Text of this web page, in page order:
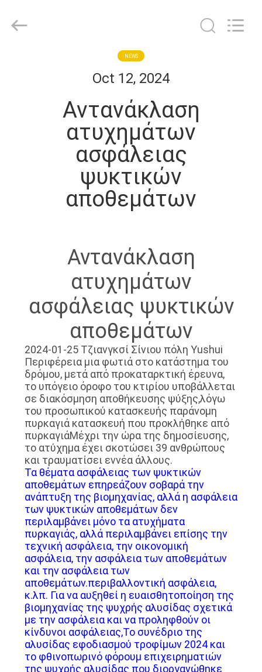
ΠΡΟΪΌΝΤΑ
ΕΜΦΆΝΙΣΗ
ΠΕΡΊΠΟΥ
ΠΟΙΟΤΙΚΌΣ
ΜΑΣ
ΕΛΆΤΕ
ΕΠΑΦΉ
ΕΙΔΉΣΕΙΣ
ΠΕΡΙΠΤΏΣΕΙΣ
ΖΗΤΉΣΤΕ
ΈΝΑ
ΑΠΌΣΠΑΣΜΑ
SITEMAP
NEWS
Oct 12, 2024
Αντανάκλαση
ατυχημάτων
ασφάλειας
ψυκτικών
αποθεμάτων
Αντανάκλαση
ατυχημάτων
ασφάλειας ψυκτικών
αποθεμάτων
2024-01-25 Τζιανγκσί Σίνιου πόλη Yushui
Περιφέρεια μια φωτιά στο κατάστημα του
δρόμου, μετά από προκαταρκτική έρευνα,
το υπόγειο όροφο του κτιρίου υποβάλλεται
σε διακόσμηση αποθήκευσης ψύξης,λόγω
του προσωπικού κατασκευής παράνομη
πυρκαγιά κατασκευή που προκλήθηκε από
πυρκαγιάΜέχρι την ώρα της δημοσίευσης,
το ατύχημα έχει σκοτώσει 39 ανθρώπους
και τραυματίσει εννέα άλλους.
Τα θέματα ασφάλειας των ψυκτικών
αποθεμάτων επηρεάζουν σοβαρά την
ανάπτυξη της βιομηχανίας, αλλά η ασφάλεια
των ψυκτικών αποθεμάτων δεν
περιλαμβάνει μόνο τα ατυχήματα
πυρκαγιάς, αλλά περιλαμβάνει επίσης την
τεχνική ασφάλεια, την οικονομική
ασφάλεια, την ασφάλεια των αποθεμάτων
και την ασφάλεια των
αποθεμάτων.περιβαλλοντική ασφάλεια,
κ.λπ. Για να αυξηθεί η ευαισθητοποίηση της
βιομηχανίας της ψυχρής αλυσίδας σχετικά
με την ασφάλεια και να προληφθούν οι
κίνδυνοι ασφάλειας,Το συνέδριο της
αλυσίδας εφοδιασμού τροφίμων 2024 και
το φθινοπωρινό φόρουμ επιχειρηματιών
της ψυχρής αλυσίδας που διοργανώθηκε